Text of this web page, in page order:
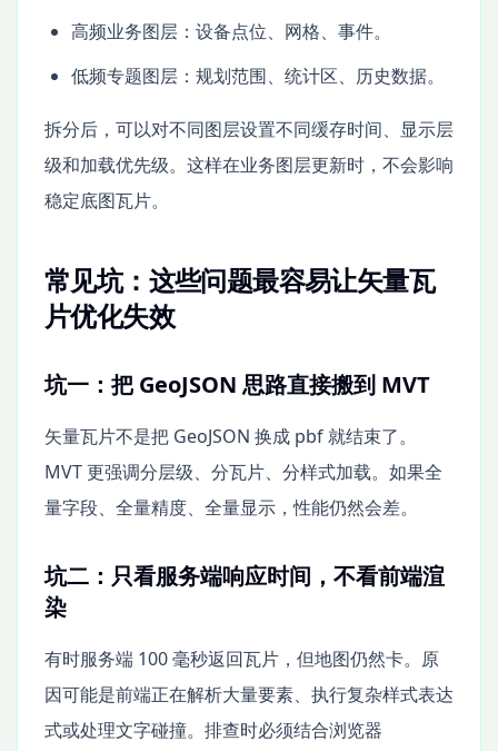
高频业务图层：设备点位、网格、事件。
低频专题图层：规划范围、统计区、历史数据。
拆分后，可以对不同图层设置不同缓存时间、显示层
级和加载优先级。这样在业务图层更新时，不会影响
稳定底图瓦片。
常见坑：这些问题最容易让矢量瓦
片优化失效
坑一：把 GeoJSON 思路直接搬到 MVT
矢量瓦片不是把 GeoJSON 换成 pbf 就结束了。
MVT 更强调分层级、分瓦片、分样式加载。如果全
量字段、全量精度、全量显示，性能仍然会差。
坑二：只看服务端响应时间，不看前端渲
染
有时服务端 100 毫秒返回瓦片，但地图仍然卡。原
因可能是前端正在解析大量要素、执行复杂样式表达
式或处理文字碰撞。排查时必须结合浏览器